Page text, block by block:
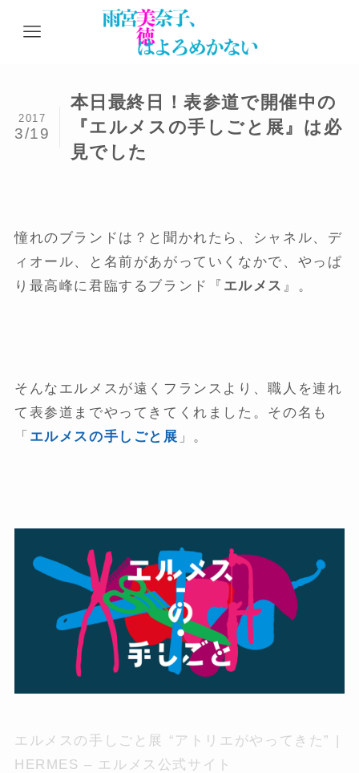
本日最終日！表参道で開催中の
『エルメスの手しごと展』は必
見でした
2017
3/19
憧れのブランドは？と聞かれたら、シャネル、デ
ィオール、と名前があがっていくなかで、やっぱ
り最高峰に君臨するブランド『 エルメス 』。
そんなエルメスが遠くフランスより、職人を連れ
て表参道までやってきてくれました。その名も
「 エルメスの手しごと展 」。
エルメスの手しごと展 “アトリエがやってきた” |
HERMES – エルメス公式サイト